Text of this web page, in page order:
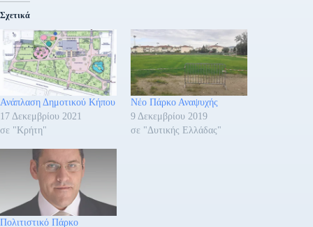
Σχετικά
Ανάπλαση Δημοτικού Κήπου
17 Δεκεμβρίου 2021
σε "Κρήτη"
Νέο Πάρκο Αναψυχής
9 Δεκεμβρίου 2019
σε "Δυτικής Ελλάδας"
Πολιτιστικό Πάρκο